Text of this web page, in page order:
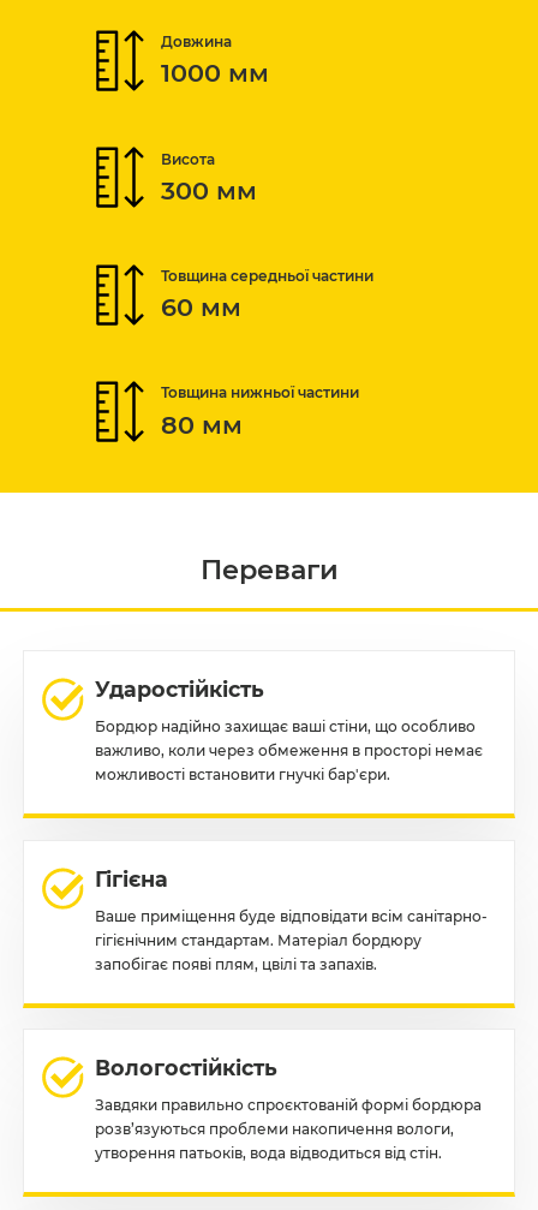
Довжина
1000 мм
Висота
300 мм
Товщина середньої частини
60 мм
Товщина нижньої частини
80 мм
Переваги
Ударостійкість
Бордюр надійно захищає ваші стіни, що особливо
важливо, коли через обмеження в просторі немає
можливості встановити гнучкі бар'єри.
Гігієна
Ваше приміщення буде відповідати всім санітарно-
гігієнічним стандартам. Матеріал бордюру
запобігає появі плям, цвілі та запахів.
Вологостійкість
Завдяки правильно спроєктованій формі бордюра
розв’язуються проблеми накопичення вологи,
утворення патьоків, вода відводиться від стін.